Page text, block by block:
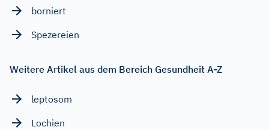
borniert
Spezereien
Weitere Artikel aus dem Bereich Gesundheit A-Z
leptosom
Lochien